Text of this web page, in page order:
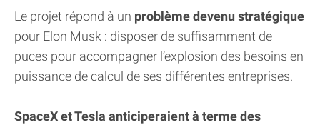
Le projet répond à un problème devenu stratégique
pour Elon Musk : disposer de suffisamment de
puces pour accompagner l’explosion des besoins en
puissance de calcul de ses différentes entreprises.
SpaceX et Tesla anticiperaient à terme des